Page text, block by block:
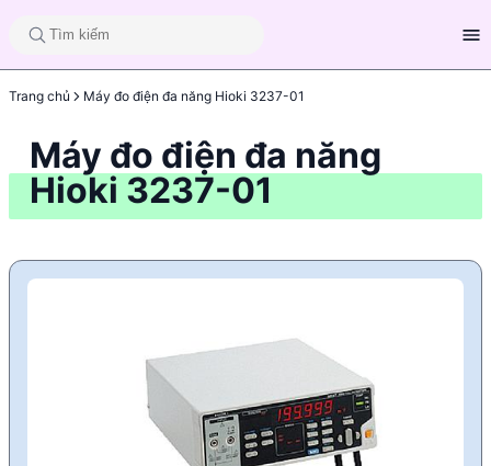
Trang chủ Máy đo điện đa năng Hioki 3237-01
Máy đo điện đa năng
Hioki 3237-01